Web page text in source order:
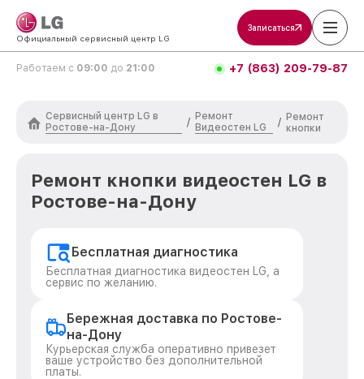
Официальный сервисный центр LG
Записаться
Работаем с 09:00 до 21:00 +7 (863) 209-79-87
Сервисный центр LG в
Ростове-на-Дону
/
Ремонт
Видеостен LG
/ Ремонт
кнопки
Ремонт кнопки видеостен LG в
Ростове-на-Дону
Бесплатная диагностика
Бесплатная диагностика видеостен LG, а
сервис по желанию.
Бережная доставка по Ростове-
на-Дону
Курьерская служба оперативно привезет
ваше устройство без дополнительной
платы.